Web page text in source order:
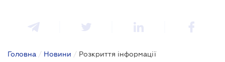
Головна / Новини / Розкриття інформації